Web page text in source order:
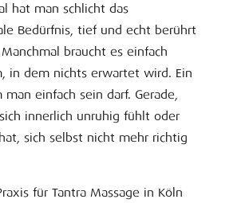
hat man schlicht das
Bedürfnis, tief und echt berührt
braucht es einfach
in dem nichts erwartet wird. Ein
man einfach sein darf. Gerade,
innerlich unruhig fühlt oder
sich selbst nicht mehr richtig
für Tantra Massage in Köln